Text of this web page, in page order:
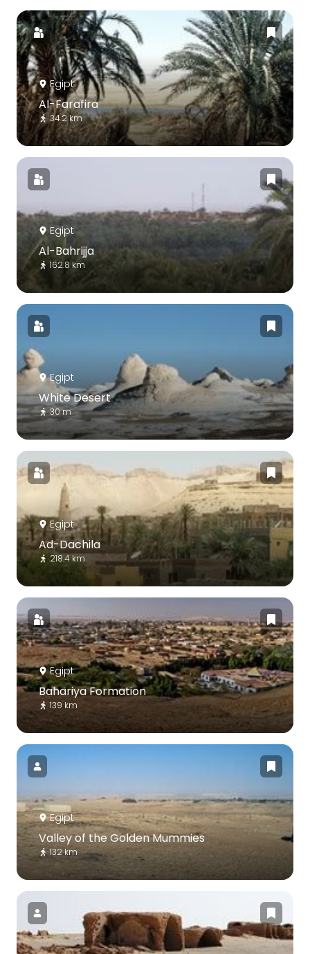
Egipt
Al-Farafira
34.2 km
Egipt
Al-Bahrijja
162.8 km
Egipt
White Desert
30 m
Egipt
Ad-Dachila
218.4 km
Egipt
Bahariya Formation
139 km
Egipt
Valley of the Golden Mummies
132 km